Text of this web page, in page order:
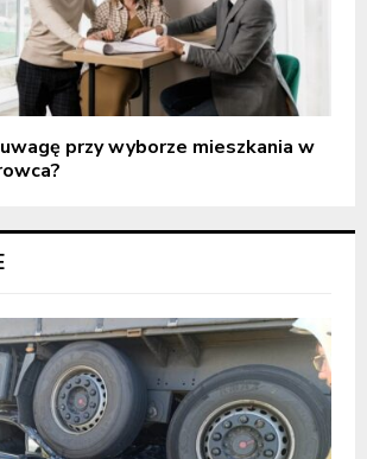
przy wyborze mieszkania w